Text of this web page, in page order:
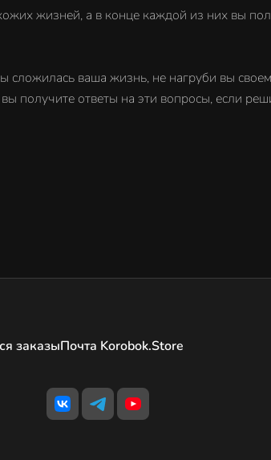
жизней, а в конце каждой из них вы
ваша жизнь, не нагруби вы
получите ответы на эти вопросы, если
заказыПочта Korobok.Store